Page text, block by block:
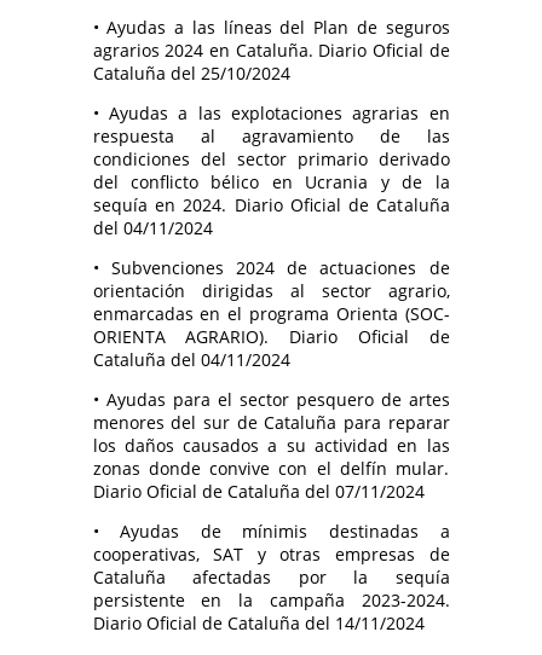
• Ayudas a las líneas del Plan de seguros
agrarios 2024 en Cataluña. Diario Oficial de
Cataluña del 25/10/2024
• Ayudas a las explotaciones agrarias en
respuesta al agravamiento de las
condiciones del sector primario derivado
del conflicto bélico en Ucrania y de la
sequía en 2024. Diario Oficial de Cataluña
del 04/11/2024
• Subvenciones 2024 de actuaciones de
orientación dirigidas al sector agrario,
enmarcadas en el programa Orienta (SOC-
ORIENTA AGRARIO). Diario Oficial de
Cataluña del 04/11/2024
• Ayudas para el sector pesquero de artes
menores del sur de Cataluña para reparar
los daños causados a su actividad en las
zonas donde convive con el delfín mular.
Diario Oficial de Cataluña del 07/11/2024
• Ayudas de mínimis destinadas a
cooperativas, SAT y otras empresas de
Cataluña afectadas por la sequía
persistente en la campaña 2023-2024.
Diario Oficial de Cataluña del 14/11/2024